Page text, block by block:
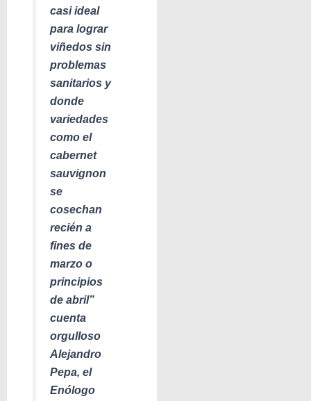
casi ideal
para lograr
viñedos sin
problemas
sanitarios y
donde
variedades
como el
cabernet
sauvignon
se
cosechan
recién a
fines de
marzo o
principios
de abril”
cuenta
orgulloso
Alejandro
Pepa, el
Enólogo